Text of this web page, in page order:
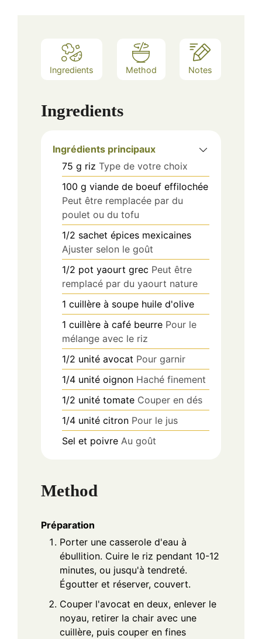
Ingredients Method Notes
Ingredients
Ingrédients principaux
75 g riz Type de votre choix
100 g viande de boeuf effilochée
Peut être remplacée par du
poulet ou du tofu
1/2 sachet épices mexicaines
Ajuster selon le goût
1/2 pot yaourt grec Peut être
remplacé par du yaourt nature
1 cuillère à soupe huile d'olive
1 cuillère à café beurre Pour le
mélange avec le riz
1/2 unité avocat Pour garnir
1/4 unité oignon Haché finement
1/2 unité tomate Couper en dés
1/4 unité citron Pour le jus
Sel et poivre Au goût
Method
Préparation
Porter une casserole d'eau à
ébullition. Cuire le riz pendant 10-12
minutes, ou jusqu'à tendreté.
Égoutter et réserver, couvert.
Couper l'avocat en deux, enlever le
noyau, retirer la chair avec une
cuillère, puis couper en fines